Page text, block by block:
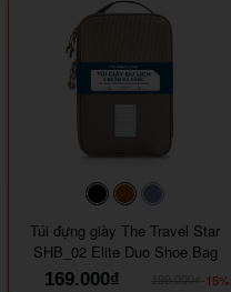
#000000#964B00
Túi đựng giày The Travel Star
SHB_02 Elite Duo Shoe Bag
169.000₫
-15%